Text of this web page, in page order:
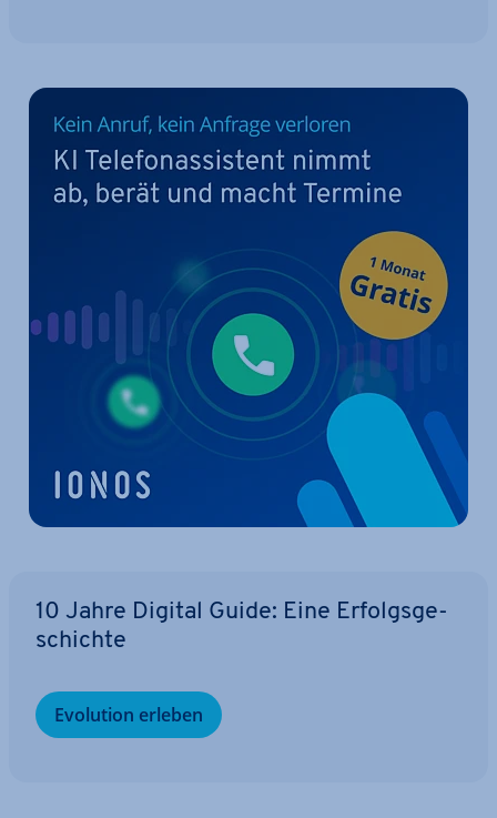
10 Jahre Digital Guide: Eine Er­folgs­ge­
schich­te
Evolution erleben